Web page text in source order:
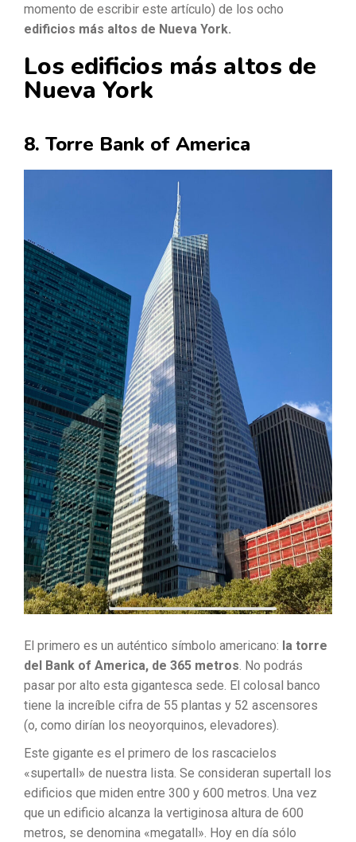
momento de escribir este artículo) de los ocho
edificios más altos de Nueva York.
Los edificios más altos de
Nueva York
8. Torre Bank of America
El primero es un auténtico símbolo americano: la torre
del Bank of America, de 365 metros. No podrás
pasar por alto esta gigantesca sede. El colosal banco
tiene la increíble cifra de 55 plantas y 52 ascensores
(o, como dirían los neoyorquinos, elevadores).
Este gigante es el primero de los rascacielos
«supertall» de nuestra lista. Se consideran supertall los
edificios que miden entre 300 y 600 metros. Una vez
que un edificio alcanza la vertiginosa altura de 600
metros, se denomina «megatall». Hoy en día sólo